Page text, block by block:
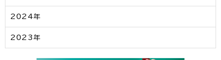
2024年
2023年